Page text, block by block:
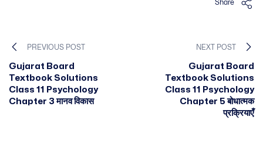
Share
PREVIOUS POST
Gujarat Board
Textbook Solutions
Class 11 Psychology
Chapter 3 मानव विकास
NEXT POST
Gujarat Board
Textbook Solutions
Class 11 Psychology
Chapter 5 बोधात्मक
प्रक्रियाएँ